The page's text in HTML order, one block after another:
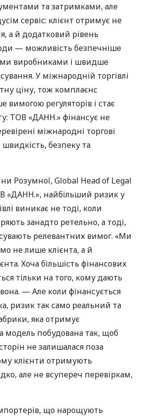
та затримками, але
сервіс: клієнт отримує не
а й додатковий рівень
— можливість безпечніше
виробниками і швидше
У міжнародній торгівлі
ціну, тож комплаєнс
вимогою регуляторів і стає
ТОВ «ДАНН.» фінансує не
міжнародні торгові
безпеку та
Розумної, Global Head of Legal
«ДАНН.», найбільший ризик у
виникає не тоді, коли
занадто ретельно, а тоді,
релевантних вимог. «Ми
не лише клієнта, а й
Хоча більшість фінансових
тільки на того, кому дають
— Але коли фінансується
ризик так само реальний та
яка отримує
модель побудована так, щоб
не залишалася поза
клієнти отримують
але не всупереч перевіркам,
що нарощують